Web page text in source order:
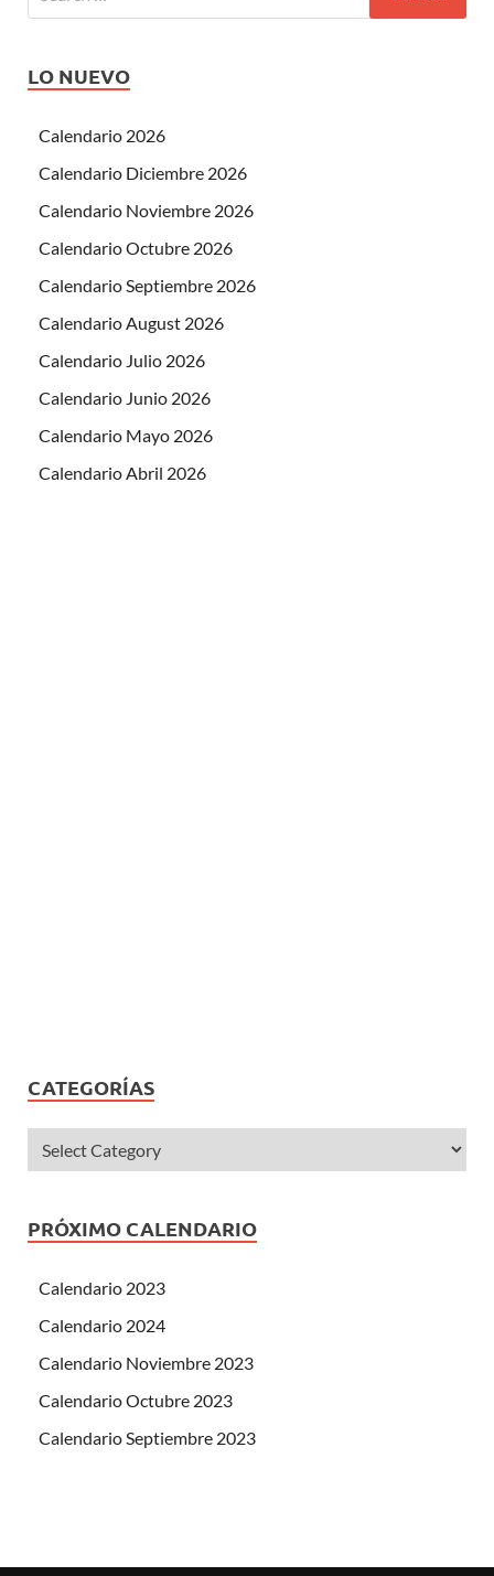
LO NUEVO
Calendario 2026
Calendario Diciembre 2026
Calendario Noviembre 2026
Calendario Octubre 2026
Calendario Septiembre 2026
Calendario August 2026
Calendario Julio 2026
Calendario Junio 2026
Calendario Mayo 2026
Calendario Abril 2026
CATEGORÍAS
PRÓXIMO CALENDARIO
Calendario 2023
Calendario 2024
Calendario Noviembre 2023
Calendario Octubre 2023
Calendario Septiembre 2023